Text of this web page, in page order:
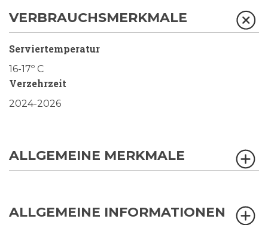
VERBRAUCHSMERKMALE
Serviertemperatur
16-17º C
Verzehrzeit
2024-2026
ALLGEMEINE MERKMALE
ALLGEMEINE INFORMATIONEN